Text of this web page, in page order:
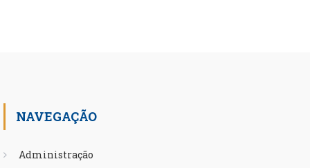
NAVEGAÇÃO
Administração